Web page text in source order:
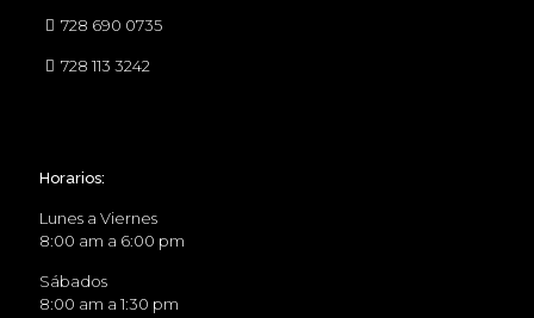
728 690 0735
728 113 3242
Horarios:
Lunes a Viernes
8:00 am a 6:00 pm
Sábados
8:00 am a 1:30 pm